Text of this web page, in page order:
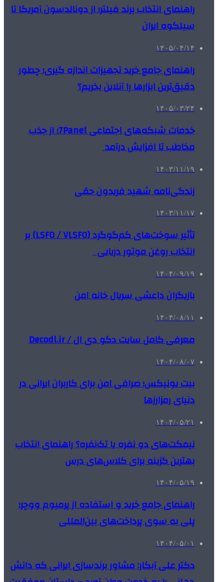
راهنمای انتخاب برند فیلتر؛ از دونالدسون آمریکا تا
سیلکوه ایران
۱۴۰۵/۰۴/۱۴
راهنمای جامع خرید تجهیزات اندازه گیری؛ چطور
دقیق‌ترین ابزارها را آنلاین بخریم؟
۱۴۰۵/۰۳/۲۴
خدمات شبکه‌های اجتماعی 7Panel؛ از جذب
مخاطب تا افزایش درآمد
۱۴۰۳/۱۱/۱۹
زندگی‌نامه شهید فریدون حقی
۱۴۰۳/۱۱/۱۷
تأثیر سوخت‌های کم‌گوگرد (LSFO / VLSFO) بر
انتخاب روغن موتور دریایی
۱۴۰۴/۰۹/۱۹
بازیگران داعشی سریال خانه امن
۱۴۰۴/۰۸/۱۱
معرفی کامل سایت دکو دی ال / Decodl.ir
۱۴۰۴/۰۸/۰۷
بیت یونیکس؛ صرافی امن برای کاربران ایرانی در
دنیای رمزارزها
۱۴۰۴/۰۵/۲۱
نیمکت‌های دو نفره یا تک‌نفره؟ راهنمای انتخاب
بهترین گزینه برای کلاس‌های درس
۱۴۰۴/۰۵/۱۹
راهنمای جامع خرید و استفاده از پرمیوم ووچر؛
پلی به سوی پرداخت‌های بین‌المللی
۱۴۰۴/۰۵/۰۱
دکتر علی آبکار: مشاور برندسازی ایرانی که دانش